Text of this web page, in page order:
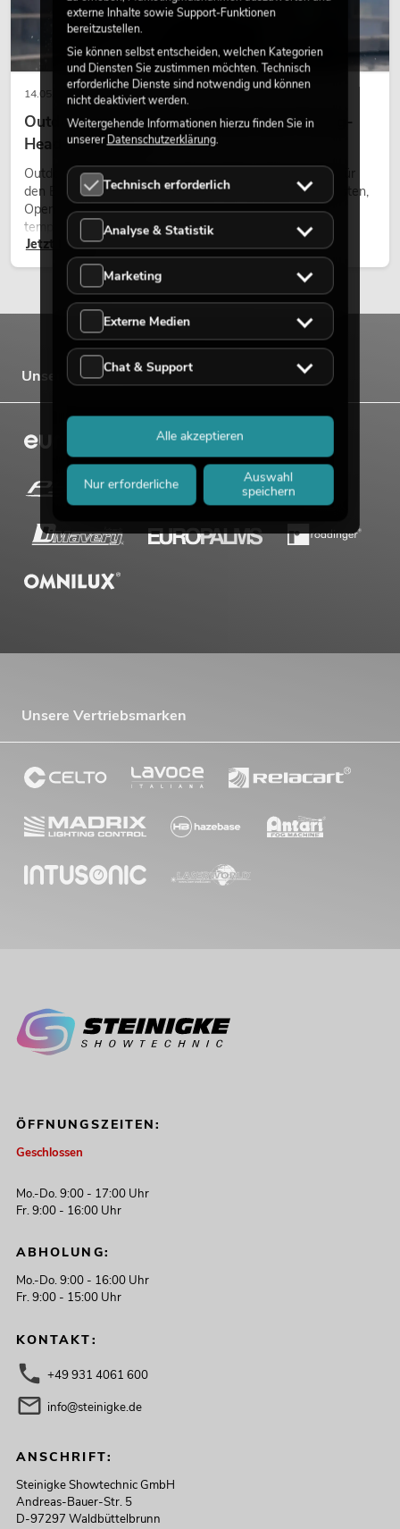
14.05.2026
Outdoor Moving-Heads: Wetterfeste Moving-
Heads bei Events
Outdoor Moving-Heads sind bewegliche Scheinwerfer für
den Einsatz im Freien. Sie werden bei Festivals, Stadtfesten,
Open-Air-Konzerten, Architekturinszenierungen und
temporären Außeninstallationen eingesetzt.
Jetzt lesen
Unsere Marken
Unsere Vertriebsmarken
ÖFFNUNGSZEITEN:
Geschlossen
Mo.-Do. 9:00 - 17:00 Uhr
Fr. 9:00 - 16:00 Uhr
ABHOLUNG:
Mo.-Do. 9:00 - 16:00 Uhr
Fr. 9:00 - 15:00 Uhr
KONTAKT:
+49 931 4061 600
info@steinigke.de
ANSCHRIFT:
Steinigke Showtechnic GmbH
Andreas-Bauer-Str. 5
D-97297 Waldbüttelbrunn
externe Inhalte sowie Support-Funktionen
bereitzustellen.
Sie können selbst entscheiden, welchen Kategorien
und Diensten Sie zustimmen möchten. Technisch
erforderliche Dienste sind notwendig und können
nicht deaktiviert werden.
Weitergehende Informationen hierzu finden Sie in
unsererDatenschutzerklärung.
Technisch erforderlich
Analyse & Statistik
Marketing
Externe Medien
Chat & Support
Nur erforderliche
Auswahl
speichern
Alle akzeptieren